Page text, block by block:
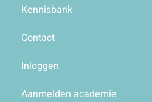
Kennisbank
Contact
Inloggen
Aanmelden academie